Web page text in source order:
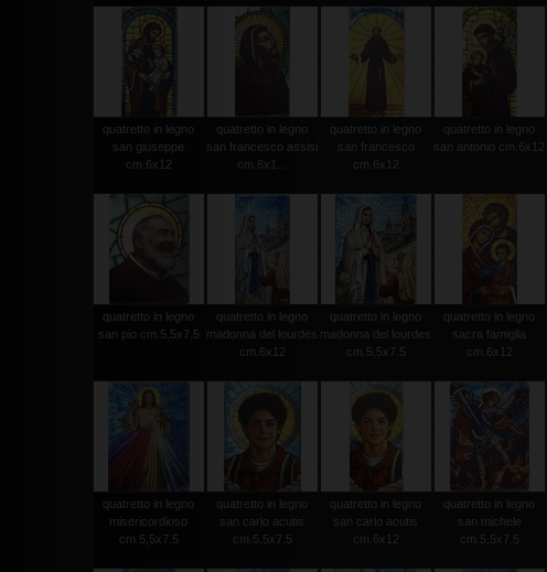
quatretto in legno
san giuseppe
cm.6x12
quatretto in legno
san francesco assisi
cm.6x1...
quatretto in legno
san francesco
cm.6x12
quatretto in legno
san antonio cm.6x12
quatretto in legno
san pio cm.5,5x7.5
quatretto in legno
madonna del lourdes
cm.6x12
quatretto in legno
madonna del lourdes
cm.5,5x7.5
quatretto in legno
sacra famiglia
cm.6x12
quatretto in legno
misericordioso
cm.5,5x7.5
quatretto in legno
san carlo acutis
cm.5,5x7.5
quatretto in legno
san carlo acutis
cm.6x12
quatretto in legno
san michele
cm.5,5x7.5